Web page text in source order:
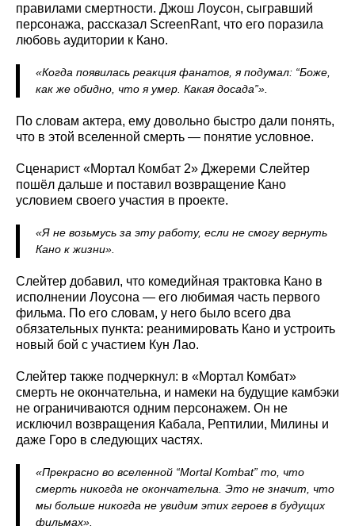
правилами смертности. Джош Лоусон, сыгравший
персонажа, рассказал ScreenRant, что его поразила
любовь аудитории к Кано.
«Когда появилась реакция фанатов, я подумал: “Боже,
как же обидно, что я умер. Какая досада”».
По словам актера, ему довольно быстро дали понять,
что в этой вселенной смерть — понятие условное.
Сценарист «Мортал Комбат 2» Джереми Слейтер
пошёл дальше и поставил возвращение Кано
условием своего участия в проекте.
«Я не возьмусь за эту работу, если не смогу вернуть
Кано к жизни».
Слейтер добавил, что комедийная трактовка Кано в
исполнении Лоусона — его любимая часть первого
фильма. По его словам, у него было всего два
обязательных пункта: реанимировать Кано и устроить
новый бой с участием Кун Лао.
Слейтер также подчеркнул: в «Мортал Комбат»
смерть не окончательна, и намеки на будущие камбэки
не ограничиваются одним персонажем. Он не
исключил возвращения Кабала, Рептилии, Милины и
даже Горо в следующих частях.
«Прекрасно во вселенной “Mortal Kombat” то, что
смерть никогда не окончательна. Это не значит, что
мы больше никогда не увидим этих героев в будущих
фильмах».